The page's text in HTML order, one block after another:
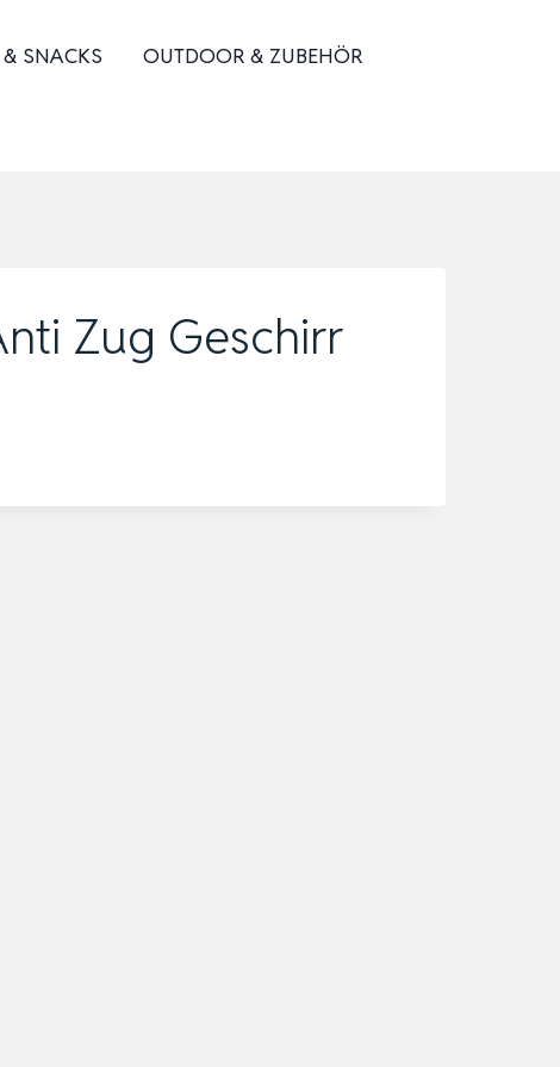
& SNACKS OUTDOOR & ZUBEHÖR
Zug Geschirr